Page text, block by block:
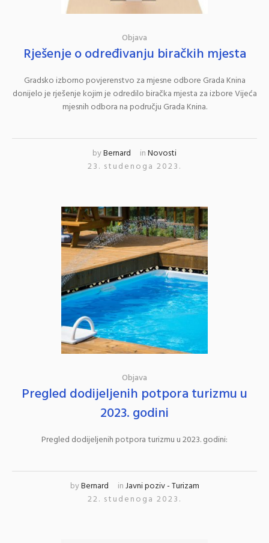
Objava
Rješenje o određivanju biračkih mjesta
Gradsko izborno povjerenstvo za mjesne odbore Grada Knina
donijelo je rješenje kojim je odredilo biračka mjesta za izbore Vijeća
mjesnih odbora na području Grada Knina.
byBernard inNovosti
23. studenoga 2023.
Objava
Pregled dodijeljenih potpora turizmu u
2023. godini
Pregled dodijeljenih potpora turizmu u 2023. godini:
byBernard inJavni poziv - Turizam
22. studenoga 2023.